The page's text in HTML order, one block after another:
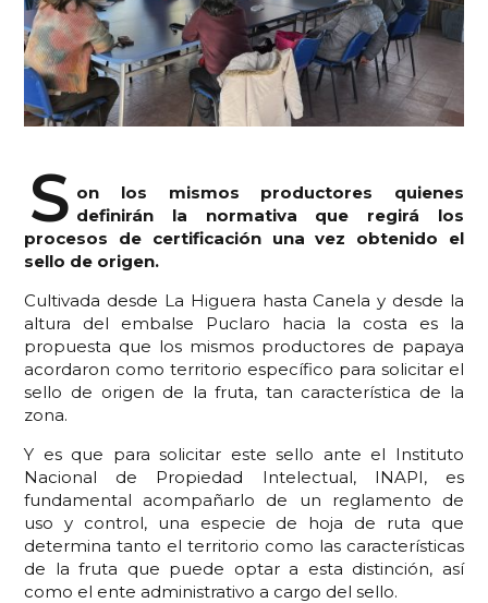
S on los mismos productores quienes
definirán la normativa que regirá los
procesos de certificación una vez obtenido el
sello de origen.
Cultivada desde La Higuera hasta Canela y desde la
altura del embalse Puclaro hacia la costa es la
propuesta que los mismos productores de papaya
acordaron como territorio específico para solicitar el
sello de origen de la fruta, tan característica de la
zona.
Y es que para solicitar este sello ante el Instituto
Nacional de Propiedad Intelectual, INAPI, es
fundamental acompañarlo de un reglamento de
uso y control, una especie de hoja de ruta que
determina tanto el territorio como las características
de la fruta que puede optar a esta distinción, así
como el ente administrativo a cargo del sello.